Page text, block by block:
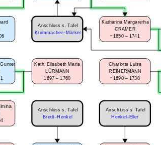
Kath. Elisabeth Maria
LÜRMANN
1697 – 1760
Charlotte Luisa
REINERMANN
~1690 – 1738
Katharina Margaretha
CRAMER
~1650 – 1741
Anschluss s. Tafel
Krummacher–Märker
Anschluss s. Tafel
Henkel–Eller
Anschluss s. Tafel
Bredt–Henkel